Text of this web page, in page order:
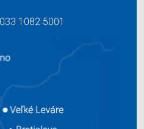
1082 5001